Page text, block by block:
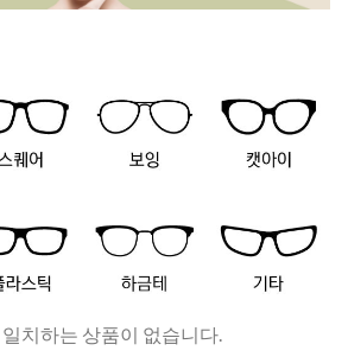
치하는 상품이 없습니다.